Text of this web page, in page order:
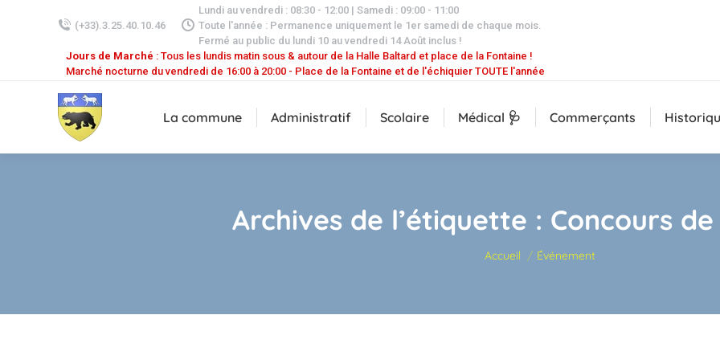
(+33).3.25.40.10.46
Lundi au vendredi : 08:30 - 12:00 | Samedi : 09:00 - 11:00
Toute l'année : Permanence uniquement le 1er samedi de chaque mois.
Fermé au public du lundi 10 au vendredi 14 Août inclus !
Jours de Marché : Tous les lundis matin sous & autour de la Halle Baltard et place de la Fontaine !
Marché nocturne du vendredi de 16:00 à 20:00 - Place de la Fontaine et de l'échiquier TOUTE l'année
La commune Administratif Scolaire Médical 🩺 Commerçants
Archives de l’étiquette : Concours
Vous êtes ici :
Accueil Événement